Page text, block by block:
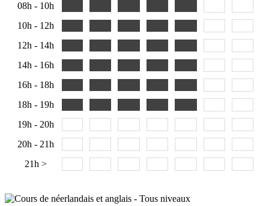
08h - 10h
10h - 12h
12h - 14h
14h - 16h
16h - 18h
18h - 19h
19h - 20h
20h - 21h
21h >